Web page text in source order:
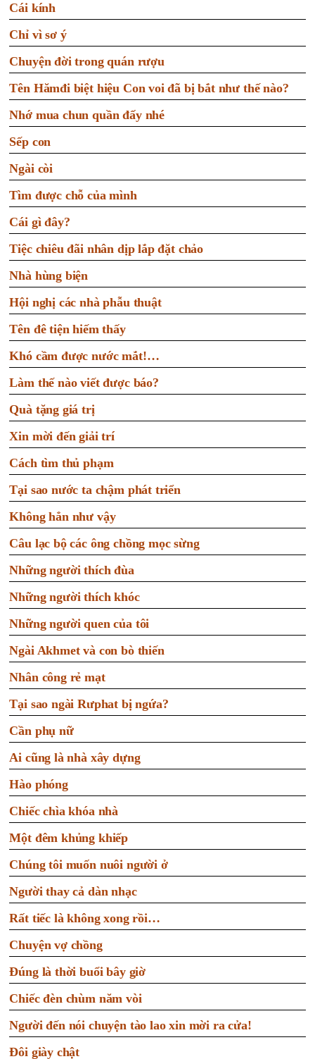
Cái kính
Chỉ vì sơ ý
Chuyện đời trong quán rượu
Tên Hămđi biệt hiệu Con voi đã bị bắt như thế nào?
Nhớ mua chun quần đấy nhé
Sếp con
Ngài còi
Tìm được chỗ của mình
Cái gì đây?
Tiệc chiêu đãi nhân dịp lắp đặt chảo
Nhà hùng biện
Hội nghị các nhà phẫu thuật
Tên đê tiện hiếm thấy
Khó cầm được nước mắt!…
Làm thế nào viết được báo?
Quà tặng giá trị
Xin mời đến giải trí
Cách tìm thủ phạm
Tại sao nước ta chậm phát triển
Không hẳn như vậy
Câu lạc bộ các ông chồng mọc sừng
Những người thích đùa
Những người thích khóc
Những người quen của tôi
Ngài Akhmet và con bò thiến
Nhân công rẻ mạt
Tại sao ngài Rưphat bị ngứa?
Cần phụ nữ
Ai cũng là nhà xây dựng
Hào phóng
Chiếc chìa khóa nhà
Một đêm khủng khiếp
Chúng tôi muốn nuôi người ở
Người thay cả dàn nhạc
Rất tiếc là không xong rồi…
Chuyện vợ chồng
Đúng là thời buổi bây giờ
Chiếc đèn chùm năm vòi
Người đến nói chuyện tào lao xin mời ra cửa!
Đôi giày chật